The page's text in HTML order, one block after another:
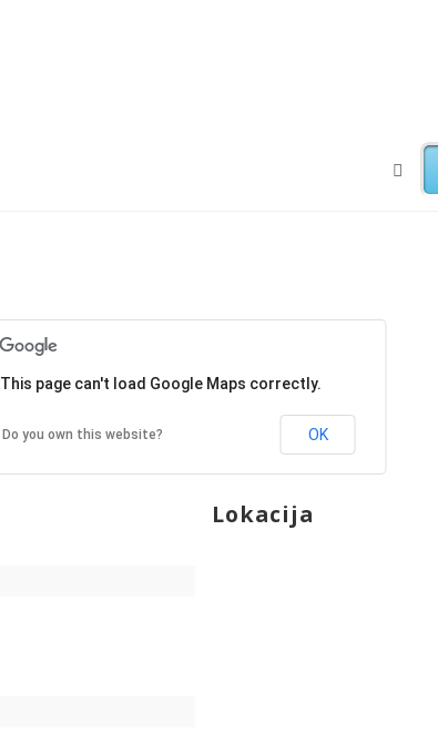
Lokacija
This page can't load Google Maps correctly.
Do you own this website? OK